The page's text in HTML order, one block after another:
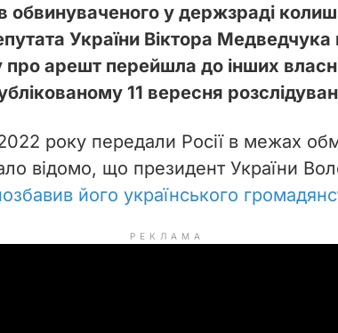
обвинуваченого у держзраді
України Віктора Медведчука
про арешт перейшла до інших
11 вересня
року передали Росії в межах
відомо, що президент України
його українського
РЕКЛАМА